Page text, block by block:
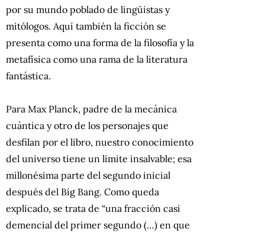
por su mundo poblado de lingüistas y
mitólogos. Aquí también la ficción se
presenta como una forma de la filosofía y la
metafísica como una rama de la literatura
fantástica.
Para Max Planck, padre de la mecánica
cuántica y otro de los personajes que
desfilan por el libro, nuestro conocimiento
del universo tiene un límite insalvable; esa
millonésima parte del segundo inicial
después del Big Bang. Como queda
explicado, se trata de “una fracción casi
demencial del primer segundo (…) en que